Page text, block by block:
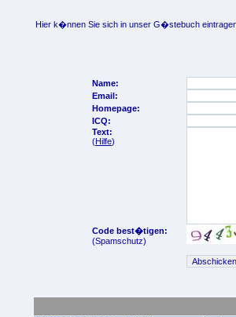
Hier k�nnen Sie sich in unser G�stebuch
Name:
Email:
Homepage:
ICQ:
Text:
(Hilfe)
Code best�tigen:
(Spamschutz)